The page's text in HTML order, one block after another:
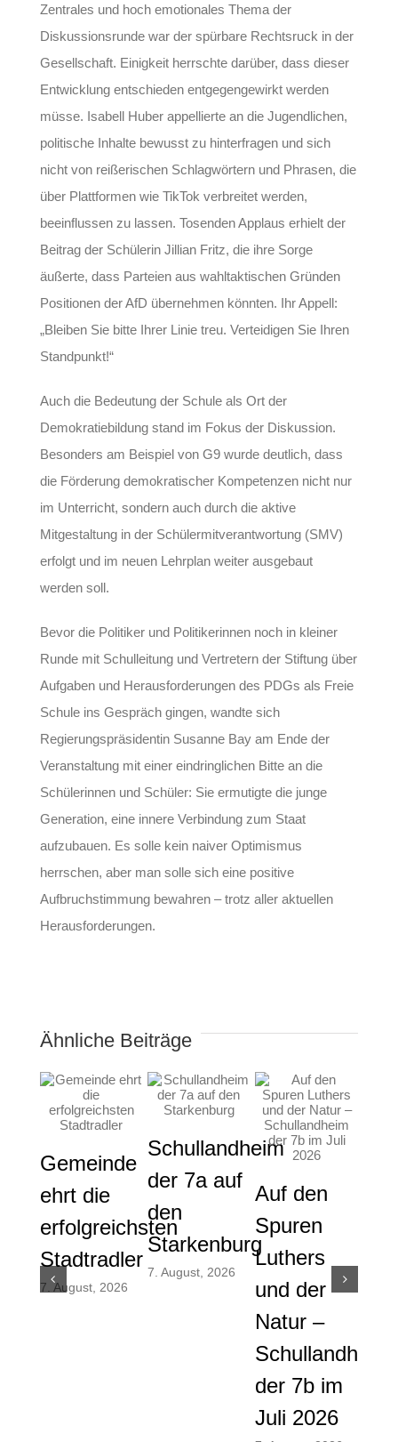
Zentrales und hoch emotionales Thema der
Diskussionsrunde war der spürbare Rechtsruck in der
Gesellschaft. Einigkeit herrschte darüber, dass dieser
Entwicklung entschieden entgegengewirkt werden
müsse. Isabell Huber appellierte an die Jugendlichen,
politische Inhalte bewusst zu hinterfragen und sich
nicht von reißerischen Schlagwörtern und Phrasen, die
über Plattformen wie TikTok verbreitet werden,
beeinflussen zu lassen. Tosenden Applaus erhielt der
Beitrag der Schülerin Jillian Fritz, die ihre Sorge
äußerte, dass Parteien aus wahltaktischen Gründen
Positionen der AfD übernehmen könnten. Ihr Appell:
„Bleiben Sie bitte Ihrer Linie treu. Verteidigen Sie Ihren
Standpunkt!“
Auch die Bedeutung der Schule als Ort der
Demokratiebildung stand im Fokus der Diskussion.
Besonders am Beispiel von G9 wurde deutlich, dass
die Förderung demokratischer Kompetenzen nicht nur
im Unterricht, sondern auch durch die aktive
Mitgestaltung in der Schülermitverantwortung (SMV)
erfolgt und im neuen Lehrplan weiter ausgebaut
werden soll.
Bevor die Politiker und Politikerinnen noch in kleiner
Runde mit Schulleitung und Vertretern der Stiftung über
Aufgaben und Herausforderungen des PDGs als Freie
Schule ins Gespräch gingen, wandte sich
Regierungspräsidentin Susanne Bay am Ende der
Veranstaltung mit einer eindringlichen Bitte an die
Schülerinnen und Schüler: Sie ermutigte die junge
Generation, eine innere Verbindung zum Staat
aufzubauen. Es solle kein naiver Optimismus
herrschen, aber man solle sich eine positive
Aufbruchstimmung bewahren – trotz aller aktuellen
Herausforderungen.
Ähnliche Beiträge
Gemeinde
ehrt die
erfolgreichsten
Stadtradler
7. August, 2026
Schullandheim
der 7a auf
den
Starkenburg
7. August, 2026
Auf den
Spuren
Luthers
und der
Natur –
Schullandheim
der 7b im
Juli 2026